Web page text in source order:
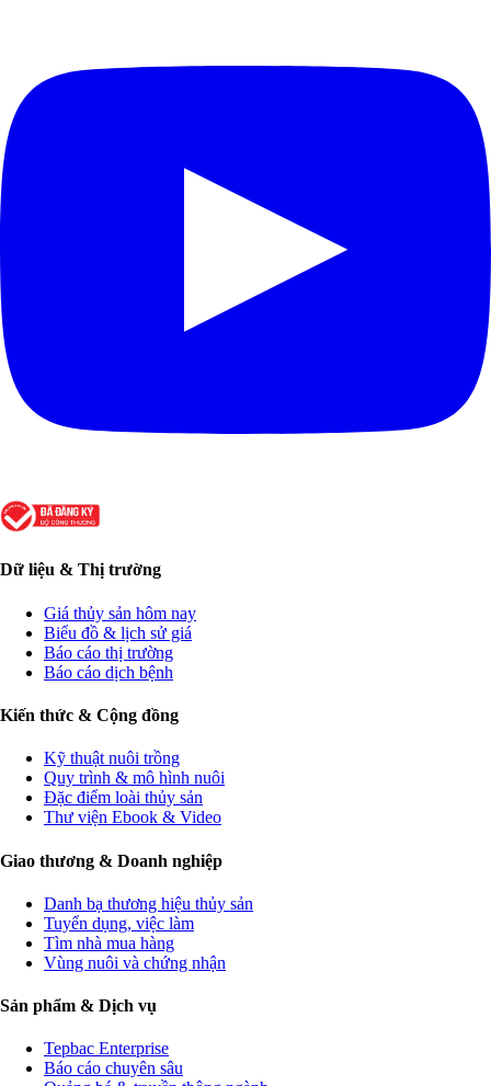
Dữ liệu & Thị trường
Giá thủy sản hôm nay
Biểu đồ & lịch sử giá
Báo cáo thị trường
Báo cáo dịch bệnh
Kiến thức & Cộng đồng
Kỹ thuật nuôi trồng
Quy trình & mô hình nuôi
Đặc điểm loài thủy sản
Thư viện Ebook & Video
Giao thương & Doanh nghiệp
Danh bạ thương hiệu thủy sản
Tuyển dụng, việc làm
Tìm nhà mua hàng
Vùng nuôi và chứng nhận
Sản phẩm & Dịch vụ
Tepbac Enterprise
Báo cáo chuyên sâu